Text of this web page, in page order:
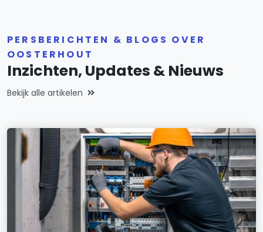
PERSBERICHTEN & BLOGS OVER
OOSTERHOUT
Inzichten, Updates & Nieuws
Bekijk alle artikelen